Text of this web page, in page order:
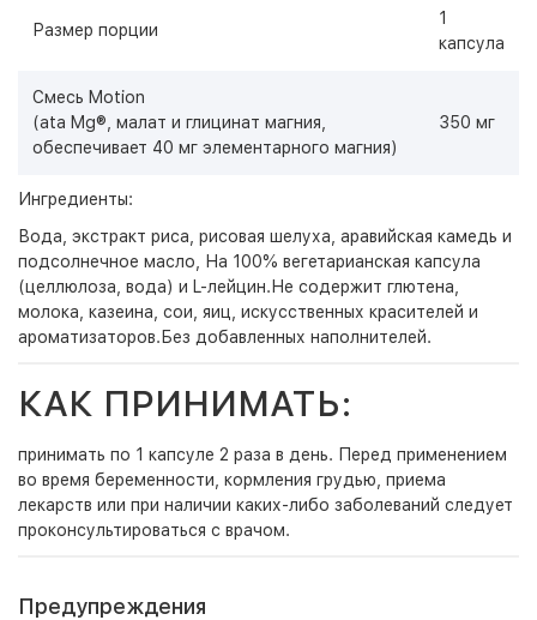
Размер порции
1
капсула
Смесь Motion
(ata Mg®, малат и глицинат магния,
обеспечивает 40 мг элементарного магния)
350 мг
Ингредиенты:
Вода, экстракт риса, рисовая шелуха, аравийская камедь и
подсолнечное масло, На 100% вегетарианская капсула
(целлюлоза, вода) и L-лейцин.Не содержит глютена,
молока, казеина, сои, яиц, искусственных красителей и
ароматизаторов.Без добавленных наполнителей.
КАК ПРИНИМАТЬ:
принимать по 1 капсуле 2 раза в день. Перед применением
во время беременности, кормления грудью, приема
лекарств или при наличии каких-либо заболеваний следует
проконсультироваться с врачом.
Предупреждения